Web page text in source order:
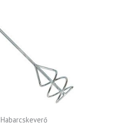
Habarcskeverő